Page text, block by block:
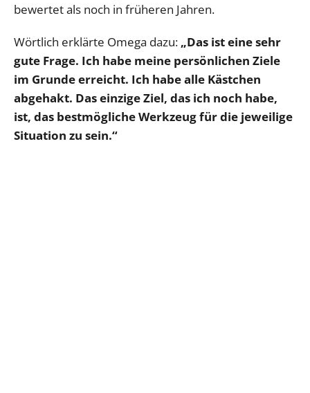
bewertet als noch in früheren Jahren.
Wörtlich erklärte Omega dazu: „Das ist eine sehr
gute Frage. Ich habe meine persönlichen Ziele
im Grunde erreicht. Ich habe alle Kästchen
abgehakt. Das einzige Ziel, das ich noch habe,
ist, das bestmögliche Werkzeug für die jeweilige
Situation zu sein.“